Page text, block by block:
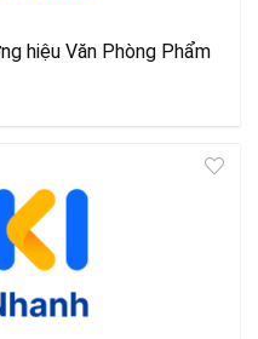
hiệu Văn Phòng Phẩm